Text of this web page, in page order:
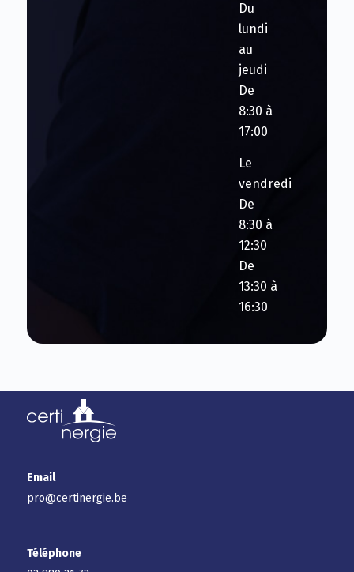
Du
lundi
au
jeudi
De
8:30 à
17:00
Le
vendredi
De
8:30 à
12:30
De
13:30 à
16:30
Email
pro@certinergie.be
Téléphone